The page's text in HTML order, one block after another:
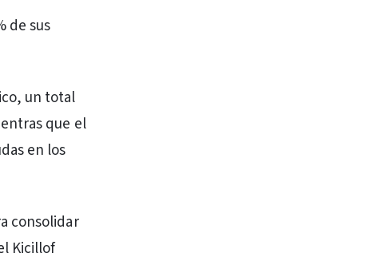
de sus
un total
que el
en los
consolidar
Kicillof